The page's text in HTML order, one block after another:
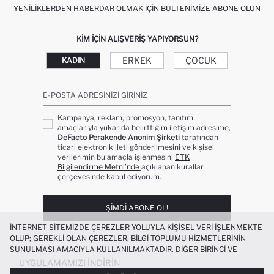
YENILIKLERDEN HABERDAR OLMAK İÇIN BÜLTENIMIZE ABONE OLUN
KIM IÇIN ALIŞVERIŞ YAPIYORSUN?
KADIN ERKEK ÇOCUK
E-POSTA ADRESINIZI GIRINIZ
Kampanya, reklam, promosyon, tanıtım
amaçlarıyla yukarıda belirttiğim iletişim adresime,
DeFacto Perakende Anonim Şirketi tarafından
ticari elektronik ileti gönderilmesini ve kişisel
verilerimin bu amaçla işlenmesini ETK
Bilgilendirme Metni’nde açıklanan kurallar
çerçevesinde kabul ediyorum.
ŞIMDI ABONE OL!
UYGULAMAMIZI İNDIRIN
İNTERNET SITEMIZDE ÇEREZLER YOLUYLA KIŞISEL VERI IŞLENMEKTE
OLUP; GEREKLI OLAN ÇEREZLER, BILGI TOPLUMU HIZMETLERININ
SUNULMASI AMACIYLA KULLANILMAKTADIR. DIĞER BIRINCI VE
ÜÇÜNCÜ TARAF ÇEREZLER ISE SIZE DAHA IYI BIR ALIŞVERIŞ
DENEYIMI SUNULABILMESI, SITEMIZIN DAHA IŞLEVSEL KILINMASI VE